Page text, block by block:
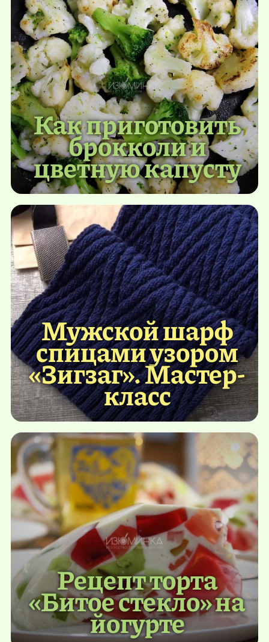
Как приготовить
брокколи и
цветную капусту
Мужской шарф
спицами узором
«Зигзаг». Мастер-
класс
Рецепт торта
«Битое стекло» на
йогурте